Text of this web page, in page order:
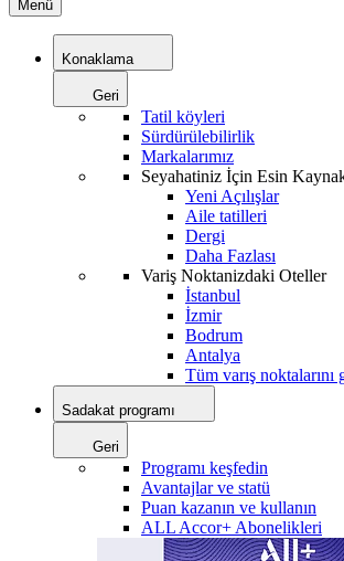
Menü
Konaklama
Geri
Tatil köyleri
Sürdürülebilirlik
Markalarımız
Seyahatiniz İçin Esin
Yeni Açılışlar
Aile tatilleri
Dergi
Daha Fazlası
Variş Noktanizdaki Oteller
İstanbul
İzmir
Bodrum
Antalya
Tüm varış noktalarını
Sadakat programı
Geri
Programı keşfedin
Avantajlar ve statü
Puan kazanın ve kullanın
ALL Accor+ Abonelikleri